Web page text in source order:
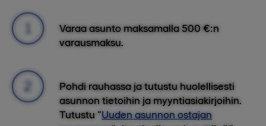
Varaa asunto maksamalla 500 €:n
varausmaksu.
Pohdi rauhassa ja tutustu huolellisesti
asunnon tietoihin ja myyntiasiakirjoihin.
Tutustu “Uuden asunnon ostajan